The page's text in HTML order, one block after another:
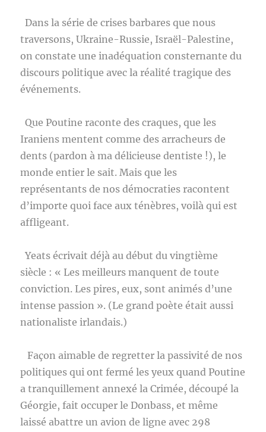
Dans la série de crises barbares que nous
traversons, Ukraine-Russie, Israël-Palestine,
on constate une inadéquation consternante du
discours politique avec la réalité tragique des
événements.
Que Poutine raconte des craques, que les
Iraniens mentent comme des arracheurs de
dents (pardon à ma délicieuse dentiste !), le
monde entier le sait. Mais que les
représentants de nos démocraties racontent
d’importe quoi face aux ténèbres, voilà qui est
affligeant.
Yeats écrivait déjà au début du vingtième
siècle : « Les meilleurs manquent de toute
conviction. Les pires, eux, sont animés d’une
intense passion ». (Le grand poète était aussi
nationaliste irlandais.)
Façon aimable de regretter la passivité de nos
politiques qui ont fermé les yeux quand Poutine
a tranquillement annexé la Crimée, découpé la
Géorgie, fait occuper le Donbass, et même
laissé abattre un avion de ligne avec 298